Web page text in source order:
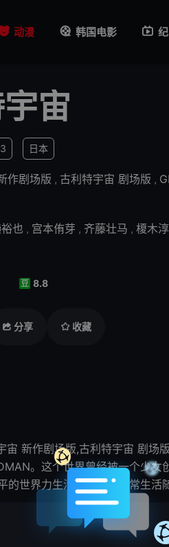
动漫 韩国电影
宙
日本
作剧场版 , 古利特宇宙 剧场版 ,
也 , 宫本侑芽 , 齐藤壮马 , 榎木
豆 8.8
分享 收藏
宙 新作剧场版,古利特宇宙 剧场
。这个世界曾经被一个少
的世界力生活的他们，日常生活